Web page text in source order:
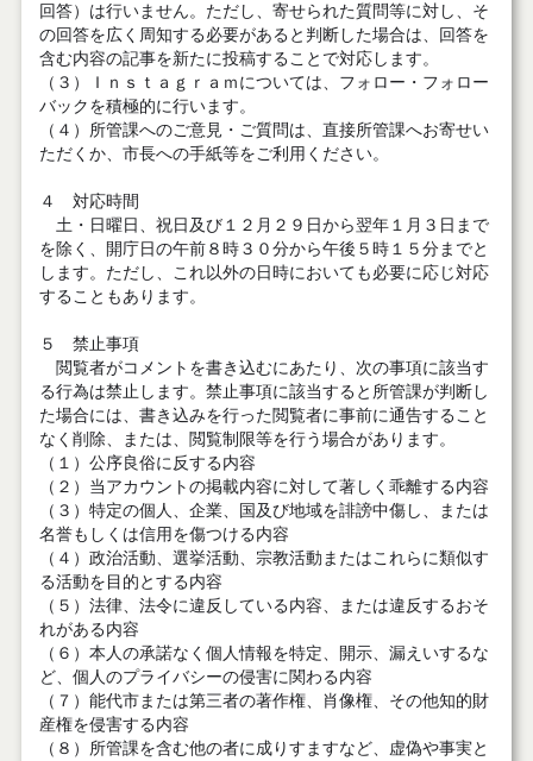
回答）は行いません。ただし、寄せられた質問等に対し、そ
の回答を広く周知する必要があると判断した場合は、回答を
含む内容の記事を新たに投稿することで対応します。
（３）Ｉｎｓｔａｇｒａｍについては、フォロー・フォロー
バックを積極的に行います。
（４）所管課へのご意見・ご質問は、直接所管課へお寄せい
ただくか、市長への手紙等をご利用ください。
４ 対応時間
土・日曜日、祝日及び１２月２９日から翌年１月３日まで
を除く、開庁日の午前８時３０分から午後５時１５分までと
します。ただし、これ以外の日時においても必要に応じ対応
することもあります。
５ 禁止事項
閲覧者がコメントを書き込むにあたり、次の事項に該当す
る行為は禁止します。禁止事項に該当すると所管課が判断し
た場合には、書き込みを行った閲覧者に事前に通告すること
なく削除、または、閲覧制限等を行う場合があります。
（１）公序良俗に反する内容
（２）当アカウントの掲載内容に対して著しく乖離する内容
（３）特定の個人、企業、国及び地域を誹謗中傷し、または
名誉もしくは信用を傷つける内容
（４）政治活動、選挙活動、宗教活動またはこれらに類似す
る活動を目的とする内容
（５）法律、法令に違反している内容、または違反するおそ
れがある内容
（６）本人の承諾なく個人情報を特定、開示、漏えいするな
ど、個人のプライバシーの侵害に関わる内容
（７）能代市または第三者の著作権、肖像権、その他知的財
産権を侵害する内容
（８）所管課を含む他の者に成りすますなど、虚偽や事実と